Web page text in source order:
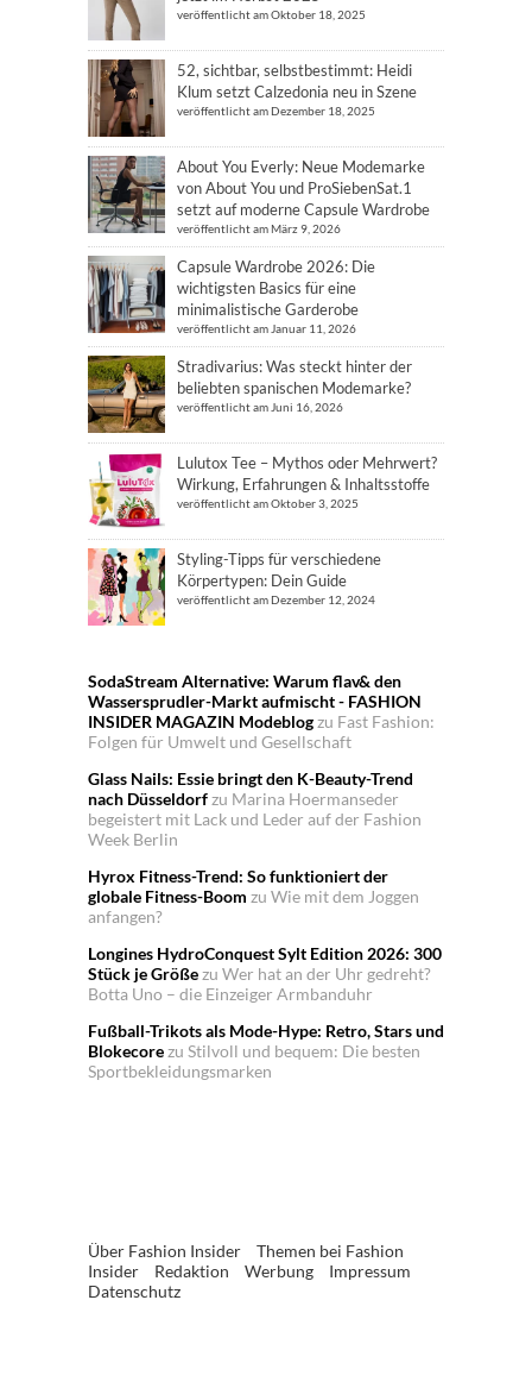
veröffentlicht am Oktober 18, 2025
52, sichtbar, selbstbestimmt: Heidi
Klum setzt Calzedonia neu in Szene
veröffentlicht am Dezember 18, 2025
About You Everly: Neue Modemarke
von About You und ProSiebenSat.1
setzt auf moderne Capsule Wardrobe
veröffentlicht am März 9, 2026
Capsule Wardrobe 2026: Die
wichtigsten Basics für eine
minimalistische Garderobe
veröffentlicht am Januar 11, 2026
Stradivarius: Was steckt hinter der
beliebten spanischen Modemarke?
veröffentlicht am Juni 16, 2026
Lulutox Tee – Mythos oder Mehrwert?
Wirkung, Erfahrungen & Inhaltsstoffe
veröffentlicht am Oktober 3, 2025
Styling-Tipps für verschiedene
Körpertypen: Dein Guide
veröffentlicht am Dezember 12, 2024
SodaStream Alternative: Warum flav& den
Wassersprudler-Markt aufmischt - FASHION
INSIDER MAGAZIN Modeblogzu Fast Fashion:
Folgen für Umwelt und Gesellschaft
Glass Nails: Essie bringt den K-Beauty-Trend
nach Düsseldorfzu Marina Hoermanseder
begeistert mit Lack und Leder auf der Fashion
Week Berlin
Hyrox Fitness-Trend: So funktioniert der
globale Fitness-Boom zu Wie mit dem Joggen
anfangen?
Longines HydroConquest Sylt Edition 2026: 300
Stück je Größezu Wer hat an der Uhr gedreht?
Botta Uno – die Einzeiger Armbanduhr
Fußball-Trikots als Mode-Hype: Retro, Stars und
Blokecorezu Stilvoll und bequem: Die besten
Sportbekleidungsmarken
Über Fashion Insider
Themen bei Fashion
Insider
Redaktion Werbung
Impressum
Datenschutz